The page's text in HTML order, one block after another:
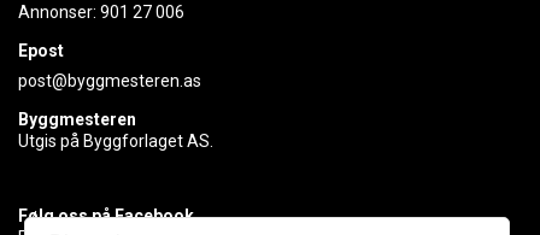
Annonser: 901 27 006
Epost
post@byggmesteren.as
Byggmesteren
Utgis på Byggforlaget AS.
Følg oss på Facebook